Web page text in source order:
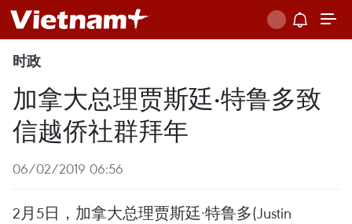
时政
加拿大总理贾斯廷·特鲁多致
信越侨社群拜年
06/02/2019 06:56
2月5日，加拿大总理贾斯廷·特鲁多(Justin